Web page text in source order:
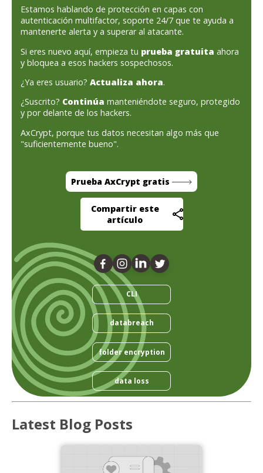
Estamos hablando de protección en capas con
autenticación multifactor, soporte 24/7 que te ayuda a
mantenerte alerta y a superar al atacante.
Si eres nuevo aquí, empieza tu prueba gratuita ahora
y bloquea a esos hackers sospechosos.
¿Ya eres usuario? Actualiza ahora.
¿Suscrito? Continúa manteniéndote seguro, protegido
y por delante de los hackers.
AxCrypt, porque tus datos necesitan algo más que
"suficientemente bueno".
Prueba AxCrypt gratis
Compartir este
artículo
CLI
databreach
folder encryption
data loss
Latest Blog Posts